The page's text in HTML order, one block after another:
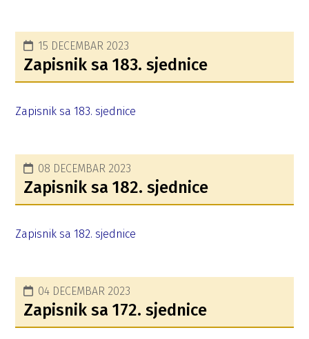
15 DECEMBAR 2023
Zapisnik sa 183. sjednice
Zapisnik sa 183. sjednice
08 DECEMBAR 2023
Zapisnik sa 182. sjednice
Zapisnik sa 182. sjednice
04 DECEMBAR 2023
Zapisnik sa 172. sjednice